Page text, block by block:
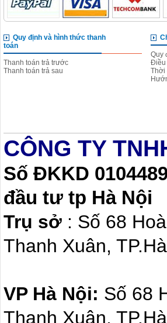
Quy định và hình thức thanh
toán
Thanh toán trả trước
Thanh toán trả sau
Quy
Điều
Thời
CÔNG TY
Số ĐKKD
đầu tư tp Hà Nội
Trụ sở : Số 68
Thanh Xuân,
VP Hà Nội: Số 68
Thanh Xuân,